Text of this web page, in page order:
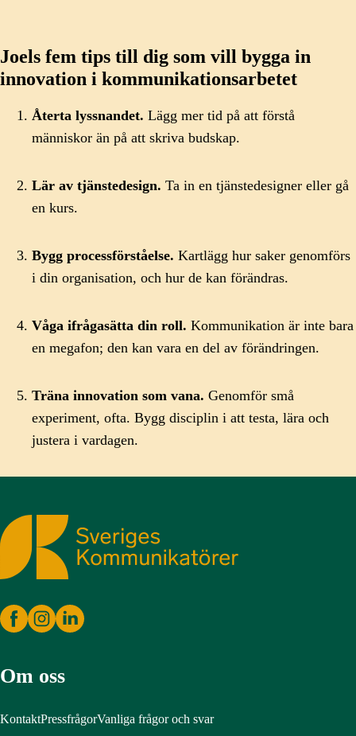
Joels fem tips till dig som vill bygga in
innovation i kommunikationsarbetet
Återta lyssnandet. Lägg mer tid på att förstå
människor än på att skriva budskap.
Lär av tjänstedesign. Ta in en tjänstedesigner eller gå
en kurs.
Bygg processförståelse. Kartlägg hur saker genomförs
i din organisation, och hur de kan förändras.
Våga ifrågasätta din roll. Kommunikation är inte bara
en megafon; den kan vara en del av förändringen.
Träna innovation som vana. Genomför små
experiment, ofta. Bygg disciplin i att testa, lära och
justera i vardagen.
Sveriges Kommunikatörer
Om oss
KontaktPressfrågorVanliga frågor och svar